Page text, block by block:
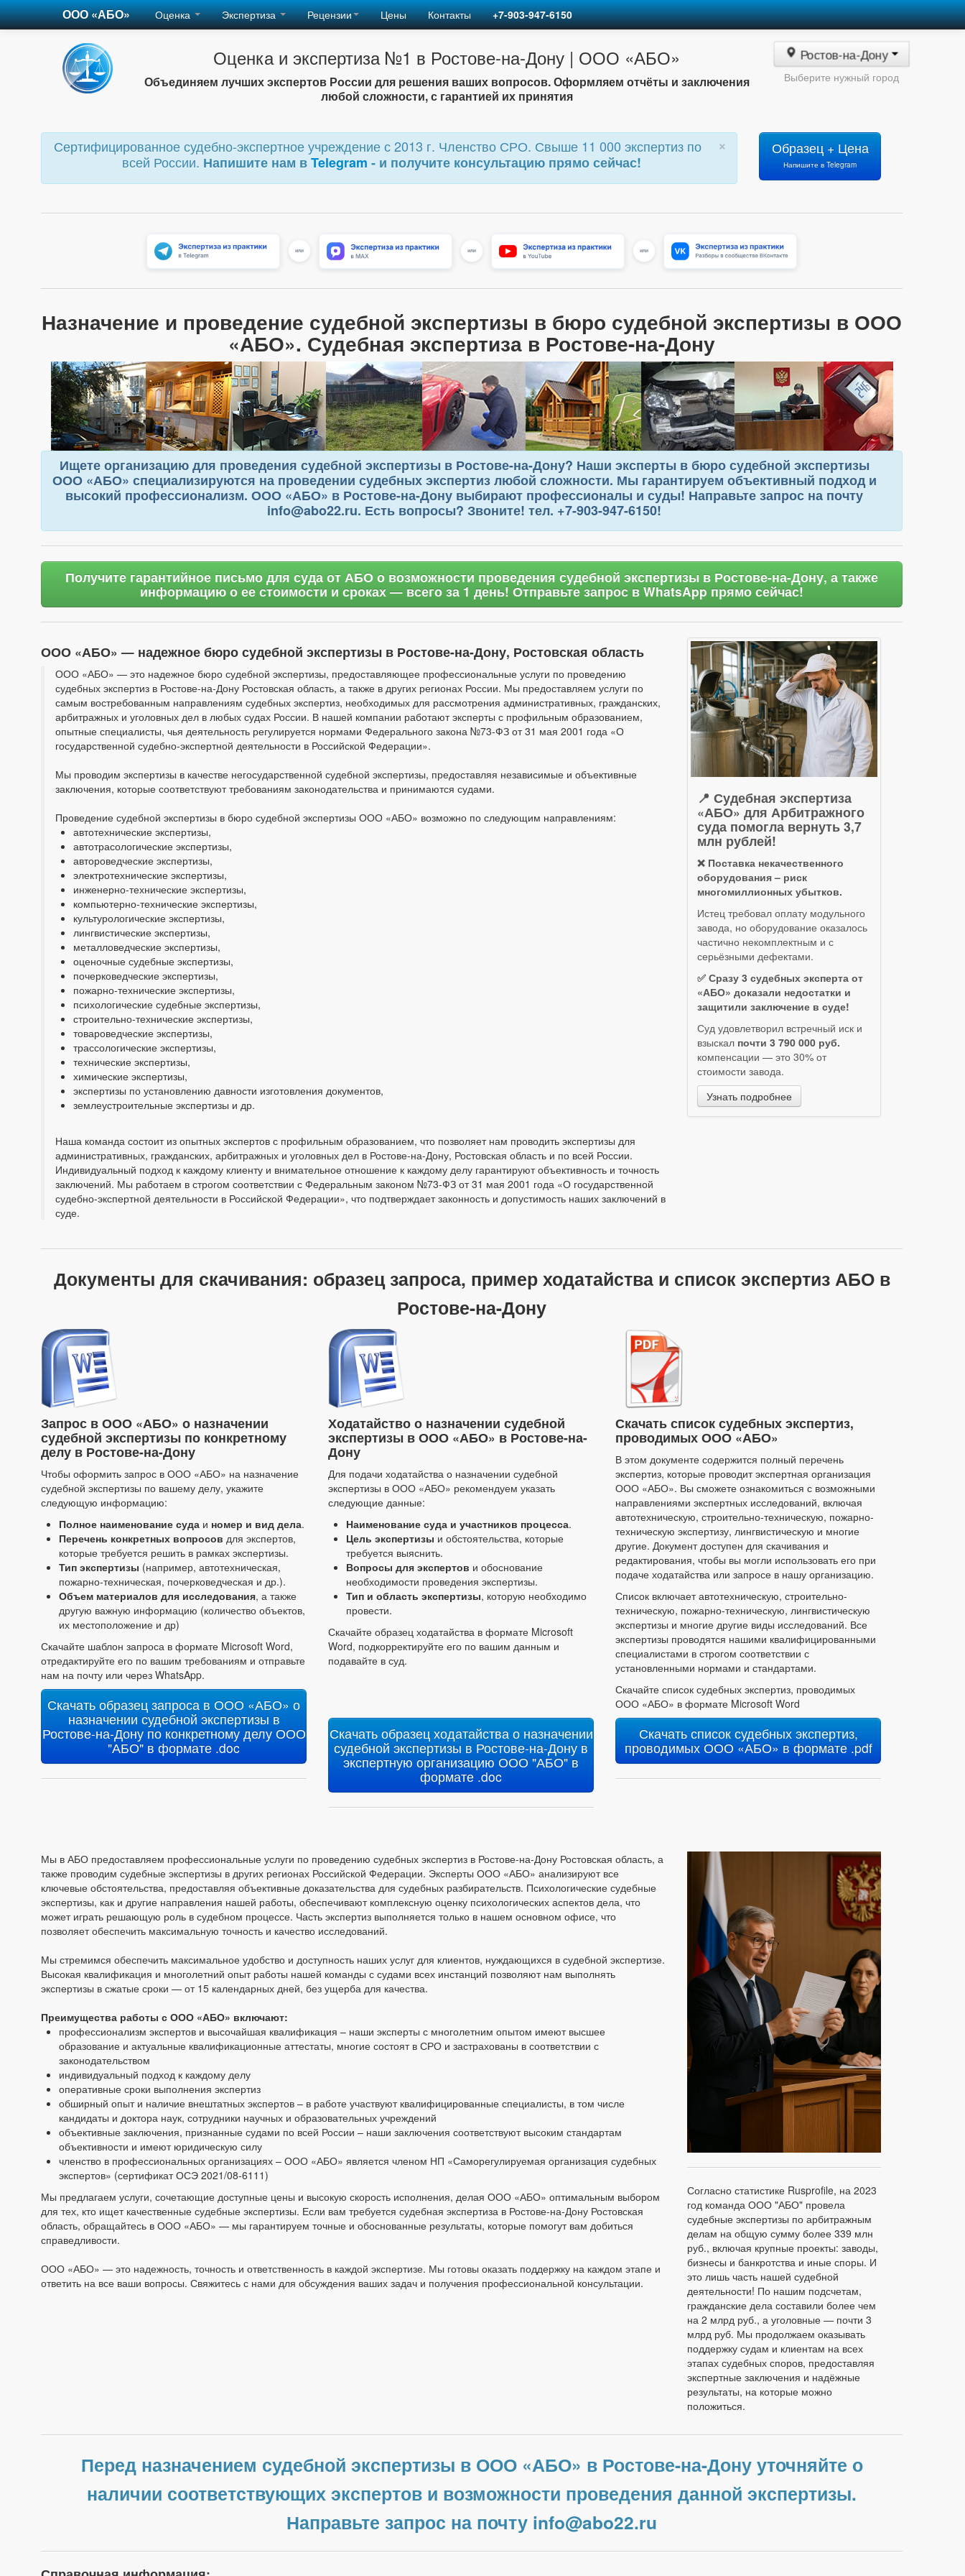
ООО «АБО» Оценка Экспертиза Рецензии Цены Контакты +7-903-947-6150
Оценка и экспертиза №1 в Ростове-на-Дону | ООО «АБО»
Объединяем лучших экспертов России для решения ваших вопросов. Оформляем отчёты и заключения
любой сложности, с гарантией их принятия
Ростов-на-Дону
Выберите нужный город
×
Сертифицированное судебно-экспертное учреждение с 2013 г. Членство СРО. Свыше 11 000 экспертиз по
всей России. Напишите нам вTelegram - и получите консультацию прямо сейчас!
Образец + Цена
Напишите в Telegram
Назначение и проведение судебной экспертизы в бюро судебной экспертизы в ООО
«АБО». Судебная экспертиза в Ростове-на-Дону
Ищете организацию для проведения судебной экспертизы в Ростове-на-Дону? Наши эксперты в бюро судебной экспертизы
ООО «АБО» специализируются на проведении судебных экспертиз любой сложности. Мы гарантируем объективный подход и
высокий профессионализм. ООО «АБО» в Ростове-на-Дону выбирают профессионалы и суды! Направьте запрос на почту
info@abo22.ru. Есть вопросы? Звоните! тел. +7-903-947-6150!
Получите гарантийное письмо для суда от АБО о возможности проведения судебной экспертизы в Ростове-на-Дону, а также
информацию о ее стоимости и сроках — всего за 1 день! Отправьте запрос в WhatsApp прямо сейчас!
ООО «АБО» — надежное бюро судебной экспертизы в Ростове-на-Дону, Ростовская область
ООО «АБО» — это надежное бюро судебной экспертизы, предоставляющее профессиональные услуги по проведению
судебных экспертиз в Ростове-на-Дону Ростовская область, а также в других регионах России. Мы предоставляем услуги по
самым востребованным направлениям судебных экспертиз, необходимых для рассмотрения административных, гражданских,
арбитражных и уголовных дел в любых судах России. В нашей компании работают эксперты с профильным образованием,
опытные специалисты, чья деятельность регулируется нормами Федерального закона №73-ФЗ от 31 мая 2001 года «О
государственной судебно-экспертной деятельности в Российской Федерации».
Мы проводим экспертизы в качестве негосударственной судебной экспертизы, предоставляя независимые и объективные
заключения, которые соответствуют требованиям законодательства и принимаются судами.
Проведение судебной экспертизы в бюро судебной экспертизы ООО «АБО» возможно по следующим направлениям:
автотехнические экспертизы,
автотрасологические экспертизы,
автороведческие экспертизы,
электротехнические экспертизы,
инженерно-технические экспертизы,
компьютерно-технические экспертизы,
культурологические экспертизы,
лингвистические экспертизы,
металловедческие экспертизы,
оценочные судебные экспертизы,
почерковедческие экспертизы,
пожарно-технические экспертизы,
психологические судебные экспертизы,
строительно-технические экспертизы,
товароведческие экспертизы,
трассологические экспертизы,
технические экспертизы,
химические экспертизы,
экспертизы по установлению давности изготовления документов,
землеустроительные экспертизы и др.
Наша команда состоит из опытных экспертов с профильным образованием, что позволяет нам проводить экспертизы для
административных, гражданских, арбитражных и уголовных дел в Ростове-на-Дону, Ростовская область и по всей России.
Индивидуальный подход к каждому клиенту и внимательное отношение к каждому делу гарантируют объективность и точность
заключений. Мы работаем в строгом соответствии с Федеральным законом №73-ФЗ от 31 мая 2001 года «О государственной
судебно-экспертной деятельности в Российской Федерации», что подтверждает законность и допустимость наших заключений в
суде.
📍 Судебная экспертиза
«АБО» для Арбитражного
суда помогла вернуть 3,7
млн рублей!
❌ Поставка некачественного
оборудования – риск
многомиллионных убытков.
Истец требовал оплату модульного
завода, но оборудование оказалось
частично некомплектным и с
серьёзными дефектами.
✅ Сразу 3 судебных эксперта от
«АБО» доказали недостатки и
защитили заключение в суде!
Суд удовлетворил встречный иск и
взыскал почти 3 790 000 руб.
компенсации — это 30% от
стоимости завода.
Узнать подробнее
Документы для скачивания: образец запроса, пример ходатайства и список экспертиз АБО в
Ростове-на-Дону
Запрос в ООО «АБО» о назначении
судебной экспертизы по конкретному
делу в Ростове-на-Дону
Чтобы оформить запрос в ООО «АБО» на назначение
судебной экспертизы по вашему делу, укажите
следующую информацию:
Полное наименование суда и номер и вид дела.
Перечень конкретных вопросов для экспертов,
которые требуется решить в рамках экспертизы.
Тип экспертизы (например, автотехническая,
пожарно-техническая, почерковедческая и др.).
Объем материалов для исследования, а также
другую важную информацию (количество объектов,
их местоположение и др)
Скачайте шаблон запроса в формате Microsoft Word,
отредактируйте его по вашим требованиям и отправьте
нам на почту или через WhatsApp.
Скачать образец запроса в ООО «АБО» о
назначении судебной экспертизы в
Ростове-на-Дону по конкретному делу ООО
"АБО" в формате .doc
Ходатайство о назначении судебной
экспертизы в ООО «АБО» в Ростове-на-
Дону
Для подачи ходатайства о назначении судебной
экспертизы в ООО «АБО» рекомендуем указать
следующие данные:
Наименование суда и участников процесса.
Цель экспертизы и обстоятельства, которые
требуется выяснить.
Вопросы для экспертов и обоснование
необходимости проведения экспертизы.
Тип и область экспертизы, которую необходимо
провести.
Скачайте образец ходатайства в формате Microsoft
Word, подкорректируйте его по вашим данным и
подавайте в суд.
Скачать образец ходатайства о назначении
судебной экспертизы в Ростове-на-Дону в
экспертную организацию ООО "АБО" в
формате .doc
Скачать список судебных экспертиз,
проводимых ООО «АБО»
В этом документе содержится полный перечень
экспертиз, которые проводит экспертная организация
ООО «АБО». Вы сможете ознакомиться с возможными
направлениями экспертных исследований, включая
автотехническую, строительно-техническую, пожарно-
техническую экспертизу, лингвистическую и многие
другие. Документ доступен для скачивания и
редактирования, чтобы вы могли использовать его при
подаче ходатайства или запросе в нашу организацию.
Список включает автотехническую, строительно-
техническую, пожарно-техническую, лингвистическую
экспертизы и многие другие виды исследований. Все
экспертизы проводятся нашими квалифицированными
специалистами в строгом соответствии с
установленными нормами и стандартами.
Скачайте список судебных экспертиз, проводимых
ООО «АБО» в формате Microsoft Word
Скачать список судебных экспертиз,
проводимых ООО «АБО» в формате .pdf
Мы в АБО предоставляем профессиональные услуги по проведению судебных экспертиз в Ростове-на-Дону Ростовская область, а
также проводим судебные экспертизы в других регионах Российской Федерации. Эксперты ООО «АБО» анализируют все
ключевые обстоятельства, предоставляя объективные доказательства для судебных разбирательств. Психологические судебные
экспертизы, как и другие направления нашей работы, обеспечивают комплексную оценку психологических аспектов дела, что
может играть решающую роль в судебном процессе. Часть экспертиз выполняется только в нашем основном офисе, что
позволяет обеспечить максимальную точность и качество исследований.
Мы стремимся обеспечить максимальное удобство и доступность наших услуг для клиентов, нуждающихся в судебной экспертизе.
Высокая квалификация и многолетний опыт работы нашей команды с судами всех инстанций позволяют нам выполнять
экспертизы в сжатые сроки — от 15 календарных дней, без ущерба для качества.
Преимущества работы с ООО «АБО» включают:
профессионализм экспертов и высочайшая квалификация – наши эксперты с многолетним опытом имеют высшее
образование и актуальные квалификационные аттестаты, многие состоят в СРО и застрахованы в соответствии с
законодательством
индивидуальный подход к каждому делу
оперативные сроки выполнения экспертиз
обширный опыт и наличие внештатных экспертов – в работе участвуют квалифицированные специалисты, в том числе
кандидаты и доктора наук, сотрудники научных и образовательных учреждений
объективные заключения, признанные судами по всей России – наши заключения соответствуют высоким стандартам
объективности и имеют юридическую силу
членство в профессиональных организациях – ООО «АБО» является членом НП «Саморегулируемая организация судебных
экспертов» (сертификат ОСЭ 2021/08-6111)
Мы предлагаем услуги, сочетающие доступные цены и высокую скорость исполнения, делая ООО «АБО» оптимальным выбором
для тех, кто ищет качественные судебные экспертизы. Если вам требуется судебная экспертиза в Ростове-на-Дону Ростовская
область, обращайтесь в ООО «АБО» — мы гарантируем точные и обоснованные результаты, которые помогут вам добиться
справедливости.
ООО «АБО» — это надежность, точность и ответственность в каждой экспертизе. Мы готовы оказать поддержку на каждом этапе и
ответить на все ваши вопросы. Свяжитесь с нами для обсуждения ваших задач и получения профессиональной консультации.
Согласно статистике Rusprofile, на 2023
год команда ООО "АБО" провела
судебные экспертизы по арбитражным
делам на общую сумму более 339 млн
руб., включая крупные проекты: заводы,
бизнесы и банкротства и иные споры. И
это лишь часть нашей судебной
деятельности! По нашим подсчетам,
гражданские дела составили более чем
на 2 млрд руб., а уголовные — почти 3
млрд руб. Мы продолжаем оказывать
поддержку судам и клиентам на всех
этапах судебных споров, предоставляя
экспертные заключения и надёжные
результаты, на которые можно
положиться.
Перед назначением судебной экспертизы в ООО «АБО» в Ростове-на-Дону уточняйте о
наличии соответствующих экспертов и возможности проведения данной экспертизы.
Направьте запрос на почту info@abo22.ru